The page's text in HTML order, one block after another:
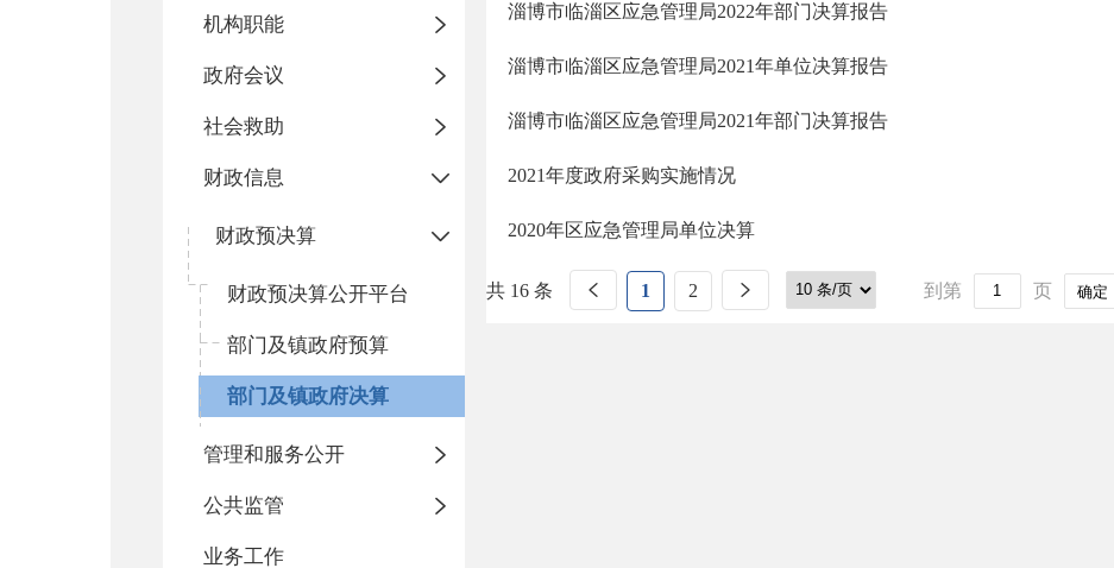
机构职能
政府会议
社会救助
财政信息
财政预决算
财政预决算公开平台
部门及镇政府预算
部门及镇政府决算
管理和服务公开
公共监管
业务工作
淄博市临淄区应急管理局2022年部门决算报告
淄博市临淄区应急管理局2021年单位决算报告
淄博市临淄区应急管理局2021年部门决算报告
2021年度政府采购实施情况
2020年区应急管理局单位决算
共 16 条 1 2 到第 页 确定